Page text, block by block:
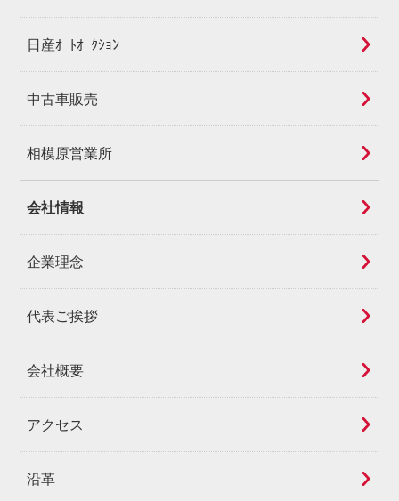
日産ｵｰﾄｵｰｸｼｮﾝ
中古車販売
相模原営業所
会社情報
企業理念
代表ご挨拶
会社概要
アクセス
沿革